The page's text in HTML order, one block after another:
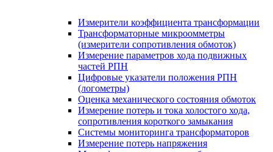
Измерители коэффициента трансформации
Трансформаторные микроомметры
(измерители сопротивления обмоток)
Измерение параметров хода подвижных
частей РПН
Цифровые указатели положения РПН
(логометры)
Оценка механического состояния обмоток
Измерение потерь и тока холостого хода,
сопротивления короткого замыкания
Системы мониторинга трансформаторов
Измерение потерь напряжения